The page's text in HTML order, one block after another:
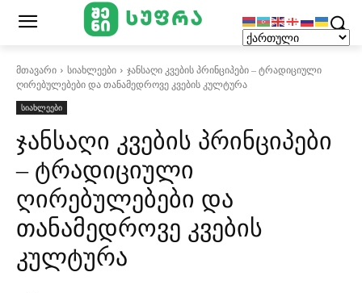
მთავარი სიახლეები
ჯანსაღი კვების პრინციპები – ტრადიციული
ღირებულებები და თანამედროვე კვების კულტურა
სიახლეები
ჯანსაღი კვების პრინციპები
– ტრადიციული
ღირებულებები და
თანამედროვე კვების
კულტურა